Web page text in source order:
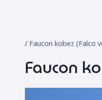
/ Faucon kobez (Falco
Faucon